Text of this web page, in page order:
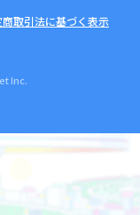
商取引法に基づく表示
Inc.